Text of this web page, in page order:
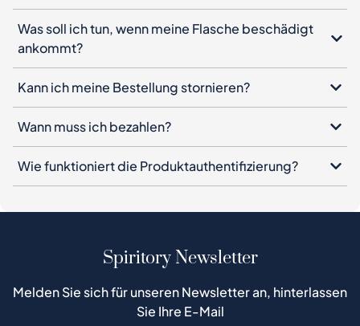
Was soll ich tun, wenn meine Flasche beschädigt
ankommt?
Kann ich meine Bestellung stornieren?
Wann muss ich bezahlen?
Wie funktioniert die Produktauthentifizierung?
Spiritory Newsletter
Melden Sie sich für unseren Newsletter an, hinterlassen
Sie Ihre E-Mail